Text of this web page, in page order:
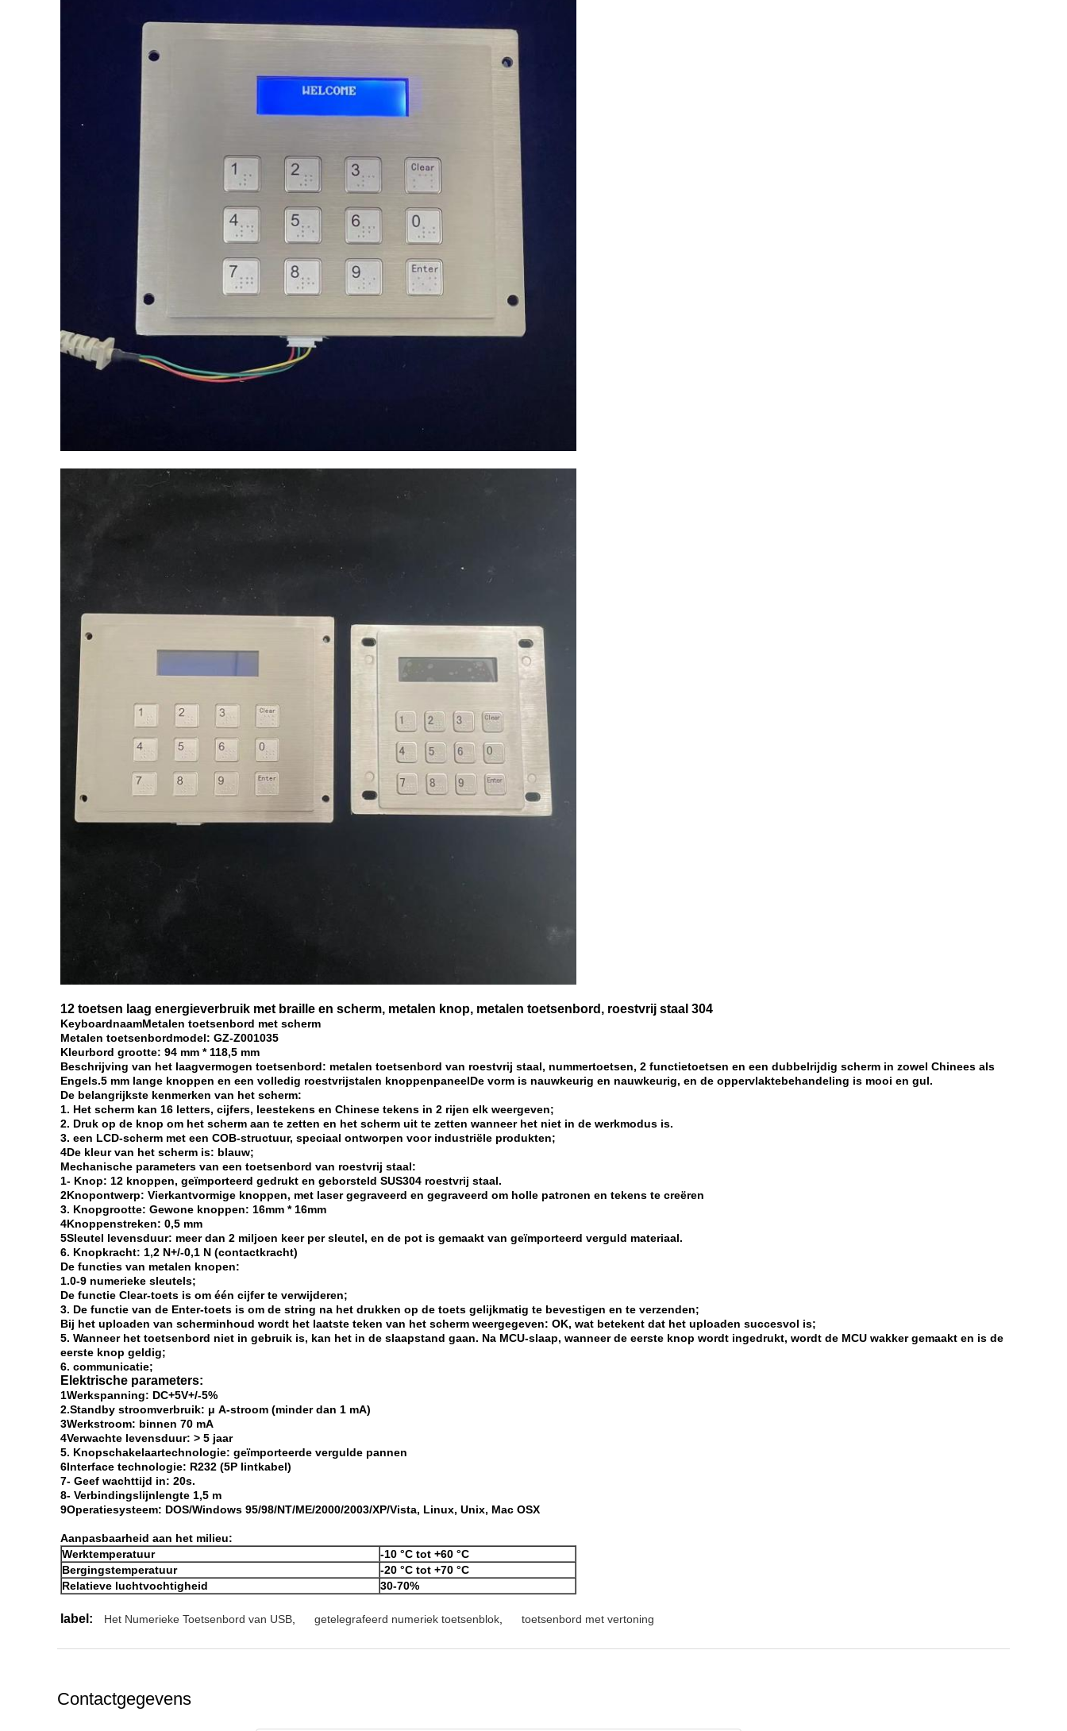
12 toetsen laag energieverbruik met braille en scherm, metalen knop, metalen toetsenbord, roestvrij staal 304
KeyboardnaamMetalen toetsenbord met scherm
Metalen toetsenbordmodel: GZ-Z001035
Kleurbord grootte: 94 mm * 118,5 mm
Beschrijving van het laagvermogen toetsenbord: metalen toetsenbord van roestvrij staal, nummertoetsen, 2 functietoetsen en een dubbelrijdig scherm in zowel Chinees als
Engels.5 mm lange knoppen en een volledig roestvrijstalen knoppenpaneelDe vorm is nauwkeurig en nauwkeurig, en de oppervlaktebehandeling is mooi en gul.
De belangrijkste kenmerken van het scherm:
1. Het scherm kan 16 letters, cijfers, leestekens en Chinese tekens in 2 rijen elk weergeven;
2. Druk op de knop om het scherm aan te zetten en het scherm uit te zetten wanneer het niet in de werkmodus is.
3. een LCD-scherm met een COB-structuur, speciaal ontworpen voor industriële produkten;
4De kleur van het scherm is: blauw;
Mechanische parameters van een toetsenbord van roestvrij staal:
1- Knop: 12 knoppen, geïmporteerd gedrukt en geborsteld SUS304 roestvrij staal.
2Knopontwerp: Vierkantvormige knoppen, met laser gegraveerd en gegraveerd om holle patronen en tekens te creëren
3. Knopgrootte: Gewone knoppen: 16mm * 16mm
4Knoppenstreken: 0,5 mm
5Sleutel levensduur: meer dan 2 miljoen keer per sleutel, en de pot is gemaakt van geïmporteerd verguld materiaal.
6. Knopkracht: 1,2 N+/-0,1 N (contactkracht)
De functies van metalen knopen:
1.0-9 numerieke sleutels;
De functie Clear-toets is om één cijfer te verwijderen;
3. De functie van de Enter-toets is om de string na het drukken op de toets gelijkmatig te bevestigen en te verzenden;
Bij het uploaden van scherminhoud wordt het laatste teken van het scherm weergegeven: OK, wat betekent dat het uploaden succesvol is;
5. Wanneer het toetsenbord niet in gebruik is, kan het in de slaapstand gaan. Na MCU-slaap, wanneer de eerste knop wordt ingedrukt, wordt de MCU wakker gemaakt en is de
eerste knop geldig;
6. communicatie;
Elektrische parameters:
1Werkspanning: DC+5V+/-5%
2.Standby stroomverbruik: μ A-stroom (minder dan 1 mA)
3Werkstroom: binnen 70 mA
4Verwachte levensduur: > 5 jaar
5. Knopschakelaartechnologie: geïmporteerde vergulde pannen
6Interface technologie: R232 (5P lintkabel)
7- Geef wachttijd in: 20s.
8- Verbindingslijnlengte 1,5 m
9Operatiesysteem: DOS/Windows 95/98/NT/ME/2000/2003/XP/Vista, Linux, Unix, Mac OSX
Aanpasbaarheid aan het milieu:
Werktemperatuur
-10 °C tot +60 °C
Bergingstemperatuur
-20 °C tot +70 °C
Relatieve luchtvochtigheid
30-70%
label: Het Numerieke Toetsenbord van USB getelegrafeerd numeriek toetsenblok toetsenbord met vertoning
Contactgegevens